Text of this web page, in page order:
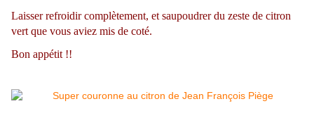
Laisser refroidir complètement, et saupoudrer du zeste de citron
vert que vous aviez mis de coté.
Bon appétit !!